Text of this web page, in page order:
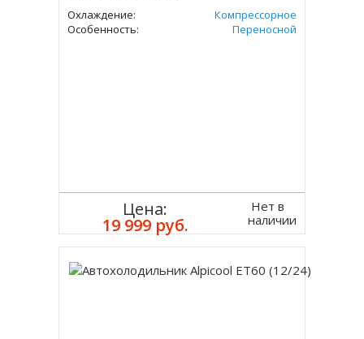
Охлаждение:
Компрессорное
Особенность:
Переносной
Цена:
19 999 руб.
Нет в
наличии